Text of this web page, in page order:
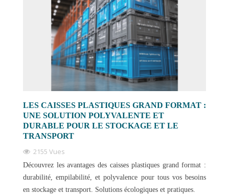
LES CAISSES PLASTIQUES GRAND FORMAT :
UNE SOLUTION POLYVALENTE ET
DURABLE POUR LE STOCKAGE ET LE
TRANSPORT
2155 Vues
Découvrez les avantages des caisses plastiques grand format :
durabilité, empilabilité, et polyvalence pour tous vos besoins
en stockage et transport. Solutions écologiques et pratiques.